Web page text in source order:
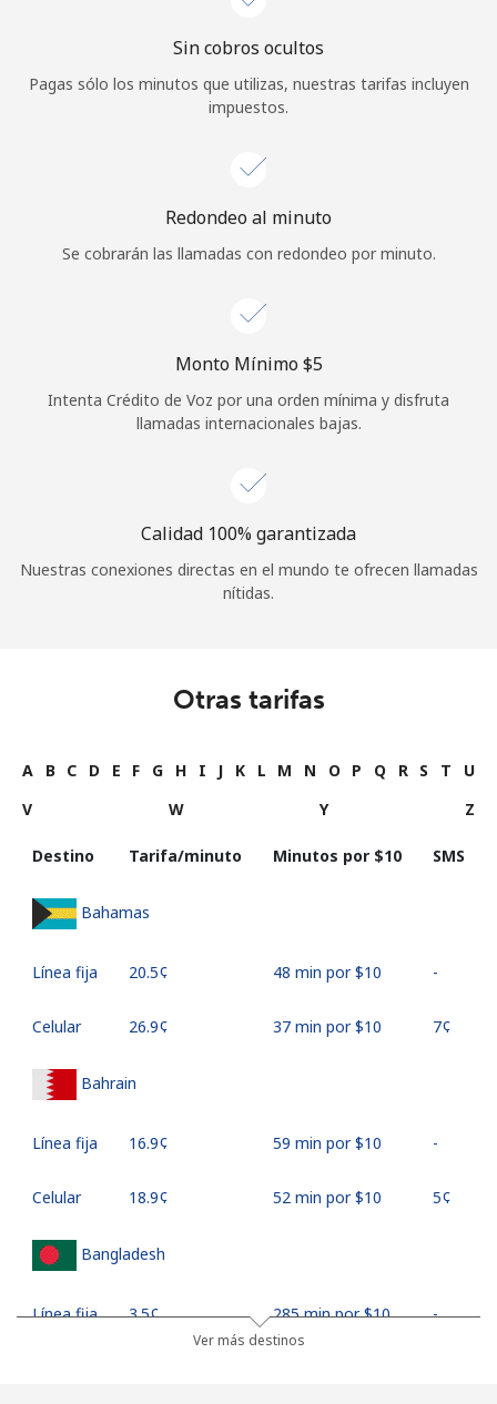
Iniciar Sesión
Continuar con
Sin cobros ocultos
Pagas sólo los minutos que utilizas, nuestras tarifas incluyen
impuestos.
Redondeo al minuto
Se cobrarán las llamadas con redondeo por minuto.
Monto Mínimo ⁦$5⁩
Intenta Crédito de Voz por una orden mínima y disfruta
llamadas internacionales bajas.
Calidad 100% garantizada
Nuestras conexiones directas en el mundo te ofrecen llamadas
nítidas.
Otras tarifas
A B C D E F G H I J K L M N O P Q R S T
U
V
W Y Z
Destino Tarifa/minuto Minutos por ⁦$10⁩ SMS
Bahamas
Línea fija ⁦20.5¢⁩ 48 min por ⁦$10⁩ -
Celular ⁦26.9¢⁩ 37 min por ⁦$10⁩ ⁦7¢⁩
Bahrain
Línea fija ⁦16.9¢⁩ 59 min por ⁦$10⁩ -
Celular ⁦18.9¢⁩ 52 min por ⁦$10⁩ ⁦5¢⁩
Bangladesh
Línea fija ⁦3.5¢⁩ 285 min por ⁦$10⁩ -
Ver más destinos